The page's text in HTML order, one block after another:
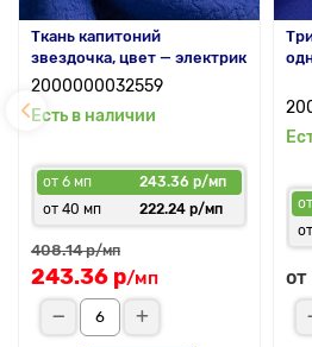
Ткань капитоний
звездочка, цвет — электрик
2000000032559
Есть в наличии
от 6 мп
243.36 р/мп
от 40 мп
222.24 р/мп
408.14 р/мп
243.36 р/мп от